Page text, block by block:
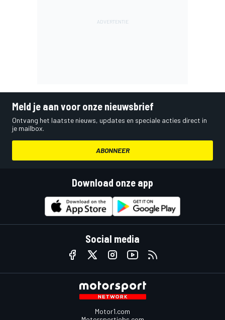
Meld je aan voor onze nieuwsbrief
Ontvang het laatste nieuws, updates en speciale acties direct in
je mailbox.
ABONNEER
Download onze app
Social media
Motor1.com